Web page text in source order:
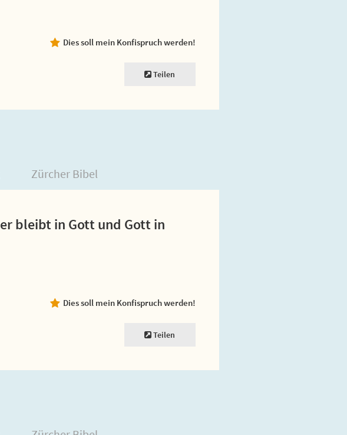
Dies soll mein Konfispruch werden!
Teilen
Zürcher Bibel
bleibt in Gott und Gott in
Dies soll mein Konfispruch werden!
Teilen